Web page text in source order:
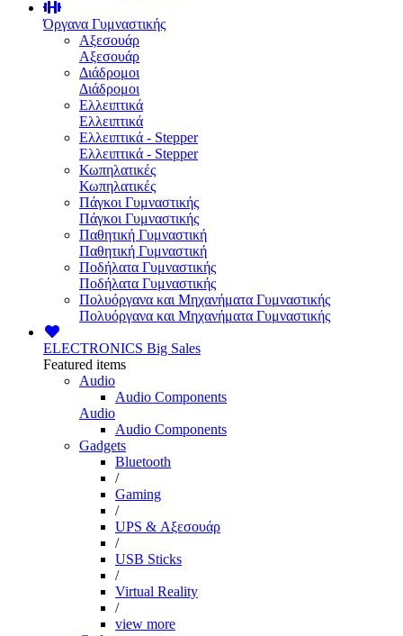
Όργανα Γυμναστικής
Αξεσουάρ
Αξεσουάρ
Διάδρομοι
Διάδρομοι
Ελλειπτικά
Ελλειπτικά
Ελλειπτικά - Stepper
Ελλειπτικά - Stepper
Κωπηλατικές
Κωπηλατικές
Πάγκοι Γυμναστικής
Πάγκοι Γυμναστικής
Παθητική Γυμναστική
Παθητική Γυμναστική
Ποδήλατα Γυμναστικής
Ποδήλατα Γυμναστικής
Πολυόργανα και Μηχανήματα Γυμναστικής
Πολυόργανα και Μηχανήματα Γυμναστικής
ELECTRONICS Big Sales
Featured items
Audio
Audio Components
Audio
Audio Components
Gadgets
Bluetooth
/
Gaming
/
UPS & Αξεσουάρ
/
USB Sticks
/
Virtual Reality
/
view more